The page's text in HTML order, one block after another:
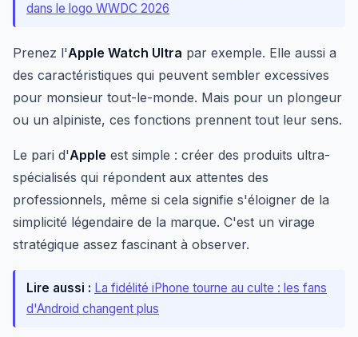
dans le logo WWDC 2026
Prenez l'Apple Watch Ultra par exemple. Elle aussi a
des caractéristiques qui peuvent sembler excessives
pour monsieur tout-le-monde. Mais pour un plongeur
ou un alpiniste, ces fonctions prennent tout leur sens.
Le pari d'Apple est simple : créer des produits ultra-
spécialisés qui répondent aux attentes des
professionnels, même si cela signifie s'éloigner de la
simplicité légendaire de la marque. C'est un virage
stratégique assez fascinant à observer.
Lire aussi : La fidélité iPhone tourne au culte : les fans
d'Android changent plus